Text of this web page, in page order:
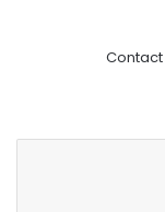
Contact